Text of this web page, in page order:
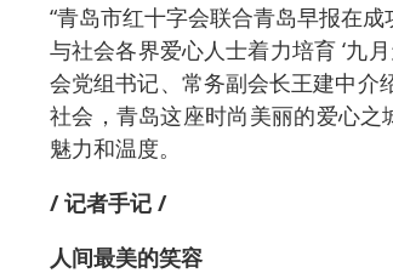
“青岛市红十字会联合青岛早报在成
与社会各界爱心人士着力培育 ‘九
会党组书记、常务副会长王建中介
社会，青岛这座时尚美丽的爱心
魅力和温度。
/ 记者手记 /
人间最美的笑容